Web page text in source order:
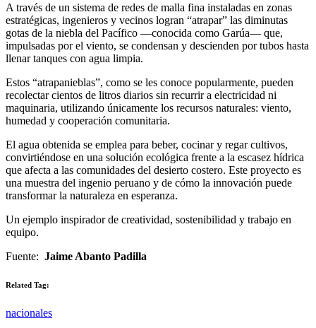
A través de un sistema de redes de malla fina instaladas en zonas
estratégicas, ingenieros y vecinos logran “atrapar” las diminutas
gotas de la niebla del Pacífico —conocida como Garúa— que,
impulsadas por el viento, se condensan y descienden por tubos hasta
llenar tanques con agua limpia.
Estos “atrapanieblas”, como se les conoce popularmente, pueden
recolectar cientos de litros diarios sin recurrir a electricidad ni
maquinaria, utilizando únicamente los recursos naturales: viento,
humedad y cooperación comunitaria.
El agua obtenida se emplea para beber, cocinar y regar cultivos,
convirtiéndose en una solución ecológica frente a la escasez hídrica
que afecta a las comunidades del desierto costero. Este proyecto es
una muestra del ingenio peruano y de cómo la innovación puede
transformar la naturaleza en esperanza.
Un ejemplo inspirador de creatividad, sostenibilidad y trabajo en
equipo.
Fuente: Jaime Abanto Padilla
Related Tag:
nacionales